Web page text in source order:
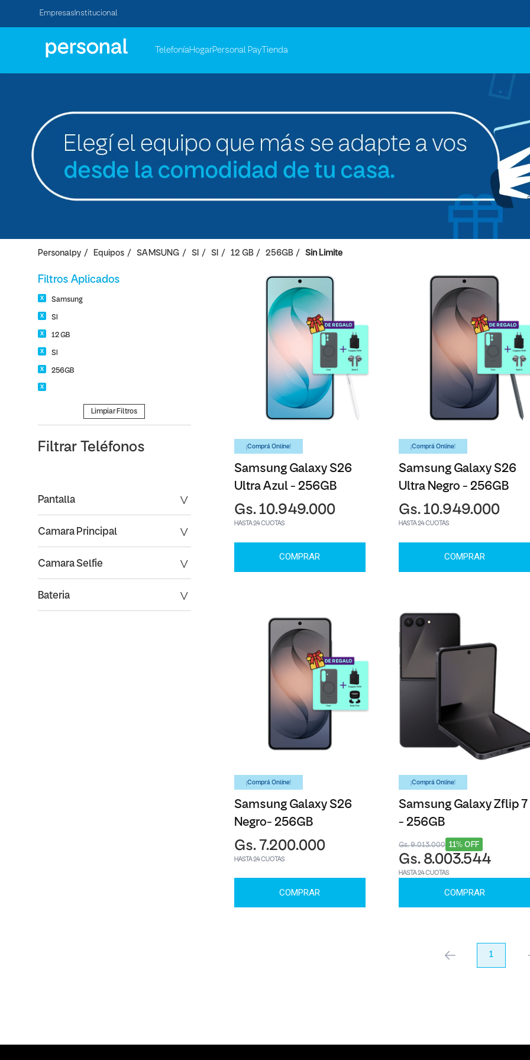
Empresas Institucional
TelefoníaHogarPersonal Pay Tienda
Personalpy Equipos SAMSUNG SI SI 12 GB 256GB Sin Limite
Filtros Aplicados
Samsung
SI
12 GB
SI
256GB
Limpiar Filtros
Filtrar Teléfonos
Pantalla
Camara Principal
Camara Selfie
Bateria
¡Comprá Online!
Samsung Galaxy S26
Ultra Azul - 256GB
Gs. 10.949.000
HASTA 24 CUOTAS
COMPRAR
¡Comprá Online!
Samsung Galaxy S26
Ultra Negro - 256GB
Gs. 10.949.000
HASTA 24 CUOTAS
COMPRAR
¡Comprá Online!
Samsung Galaxy S26
Negro- 256GB
Gs. 7.200.000
HASTA 24 CUOTAS
COMPRAR
¡Comprá Online!
Samsung Galaxy Zflip 7
- 256GB
11% OFF
Gs. 9.013.000
Gs. 8.003.544
HASTA 24 CUOTAS
COMPRAR
anterior 1